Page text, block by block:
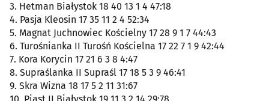
3. Hetman Białystok 18 40 13 1 4 47:18
4. Pasja Kleosin 17 35 11 2 4 52:34
5. Magnat Juchnowiec Kościelny 17 28 9 1 7 44:43
6. Turośnianka II Turośń Kościelna 17 22 7 1 9 42:44
7. Kora Korycin 17 21 6 3 8 4:47
8. Supraślanka II Supraśl 17 18 5 3 9 46:41
9. Skra Wizna 18 17 5 2 11 31:67